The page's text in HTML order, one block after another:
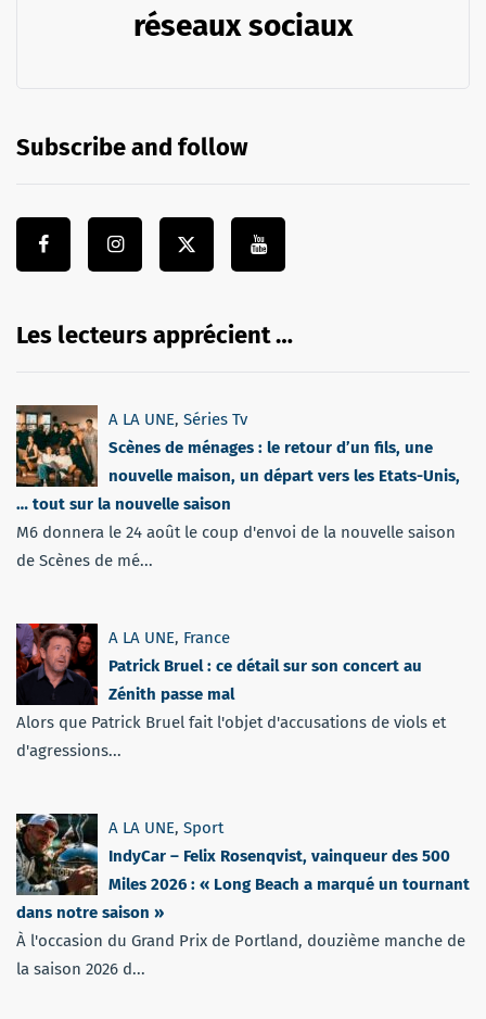
réseaux sociaux
Subscribe and follow
Les lecteurs apprécient …
A LA UNE, Séries Tv
Scènes de ménages : le retour d’un fils, une
nouvelle maison, un départ vers les Etats-Unis,
… tout sur la nouvelle saison
M6 donnera le 24 août le coup d'envoi de la nouvelle saison
de Scènes de mé...
A LA UNE, France
Patrick Bruel : ce détail sur son concert au
Zénith passe mal
Alors que Patrick Bruel fait l'objet d'accusations de viols et
d'agressions...
A LA UNE, Sport
IndyCar – Felix Rosenqvist, vainqueur des 500
Miles 2026 : « Long Beach a marqué un tournant
dans notre saison »
À l'occasion du Grand Prix de Portland, douzième manche de
la saison 2026 d...